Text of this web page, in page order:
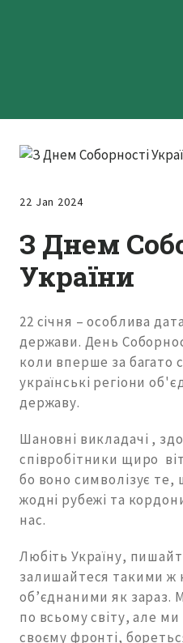
22 Jan 2024
З Днем
України
22 січня – особлива
держави. День
коли вперше за багато
українські регіони
державу.
Шановні викладачі ,
співробітники щиро
бо воно символізує те,
жодні рубежі та
нас.
Любіть Україну,
залишайтеся такими ж
об’єднаними як зараз.
по всьому світу, але
своєму фронті,